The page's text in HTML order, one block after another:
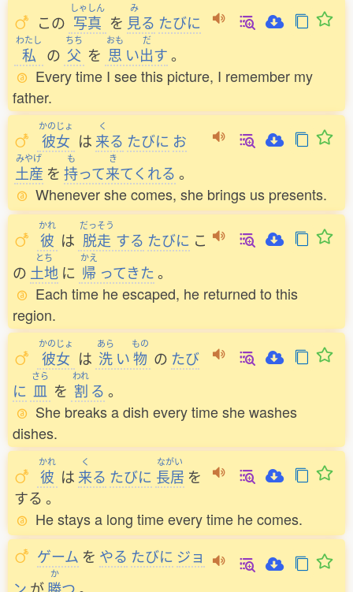
この
しゃしん
写真 を
み
見る たびに
わたし
私 の
ちち
父 を
おも
思 い
だ
出す。
Every time I see this picture, I remember my
father.
かのじょ
彼女 は
く
来る たびに お
みやげ
土産 を
も
持って
き
来てくれる 。
Whenever she comes, she brings us presents.
かれ
彼 は
だっそう
脱走 する たびに こ
の
とち
土地 に
かえ
帰 ってきた。
Each time he escaped, he returned to this
region.
かのじょ
彼女 は
あら
洗 い
もの
物 の たび
に
さら
皿 を
われ
割 る 。
She breaks a dish every time she washes
dishes.
かれ
彼 は
く
来る たびに
ながい
長居 を
する 。
He stays a long time every time he comes.
ゲーム を やる たびに ジョ
か